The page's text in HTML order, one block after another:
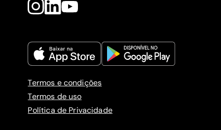
Termos e condições
Termos de uso
Política de Privacidade